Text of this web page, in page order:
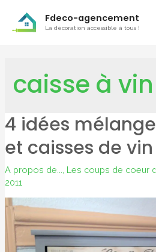
Fdeco-agencement
La décoration accessible à tous !
caisse à vin
4 idées
et caisses de vin
A propos de... Les coups de coeur
2011